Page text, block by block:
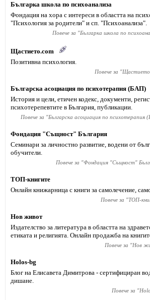
Българка школа по психоанализа
Фондация на хора с интереси в областта на
"Психология за родители" и сп. "Психоанализа".
Повече за "Българка школа по
Щастието.com
Позитивна психология.
Повече за "
Българска асоциация по психотерапия (БАП)
История и цели, етичен кодекс, документи,
психотерепевтите в България, публикации.
Повече за "Българска асоциация по психотерапия
Фондация "Същност" България
Семинари за личностно развитие, водени от
обучители.
Повече за "Фондация "Същност"
ТОП-книгите
Онлайн книжарница с книги за самолечение,
Повече за "ТОП-
Нов живот
Издателство за литература в областта на
етиката и религията. Онлайн продажба на
Повече за "Нов
Holos-bg
Блог на Елисавета Димитрова - сертифициран
дишане.
Повече за "